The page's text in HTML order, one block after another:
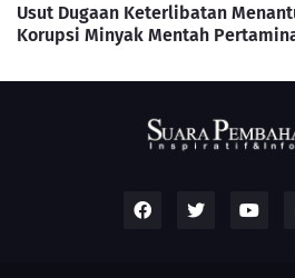
Usut Dugaan Keterlibatan
Korupsi Minyak Mentah